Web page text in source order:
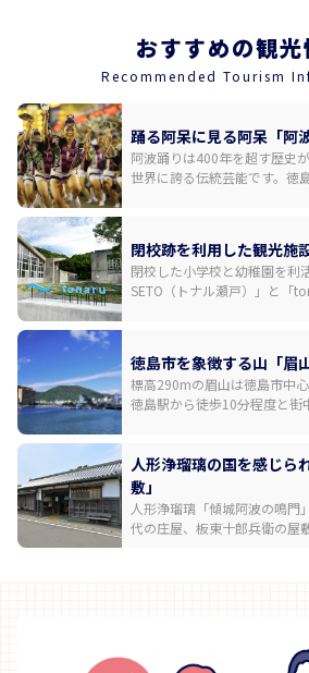
・宿泊者多数の場合、安楽寺での夜の勤
での開催ができません ・安楽寺でのお部
イレ付となります 和室（バス・トイレは
ョンとなります。 ・前泊は基本料金に含ま
要に応じて手配します ・添乗員は同行し
付けることができます ご希望に応じてご対応させていただきま
す。 お気軽にお問い合わせください。 【問い合わせ先】 株式会
社エアトラベル徳島 TEL：088-600-8560
aitripper@air-travel.jp
おすすめの観光
Recommended Tourism
踊る阿呆に見る阿呆「阿
阿波踊りは400年を超す歴史
世界に誇る伝統芸能です。徳
鉦、太鼓などの鳴り物の音色
乱れぬ踊りが「徳島の夏」を
閉校跡を利用した観光施
閉校した小学校と幼稚園を利
SETO（トナル瀬戸）」と「
tonaru SHIMADAではキャンプ
田友也氏が手掛けたモダニズ
徳島市を象徴する山「眉山
標高290mの眉山は徳島市中心
徳島駅から徒歩10分程度と街
頂展望台へは、自然を感じな
ハイキングコース、国道192
のドライブルートのほか、ふ
山頂までロープウェイがあり
人形浄瑠璃の国を感じら
敷」
人形浄瑠璃「傾城阿波の鳴門
代の庄屋、板東十郎兵衛の屋
な日本の伝統芸能が今も息づ